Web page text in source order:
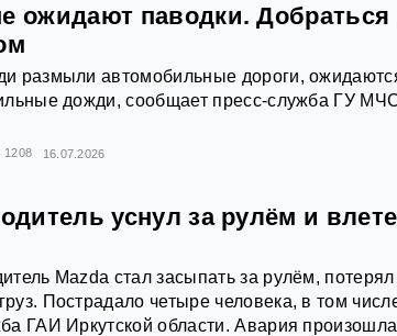
ожидают паводки. Добраться
размыли автомобильные дороги,
дожди, сообщает пресс‑служба ГУ
1208 16.07.2026
уснул за рулём и
Mazda стал засыпать за рулём, потерял
Пострадало четыре человека, в том
ГАИ Иркутской области. Авария